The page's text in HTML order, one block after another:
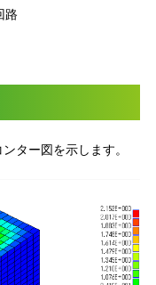
路
ター図を示します。